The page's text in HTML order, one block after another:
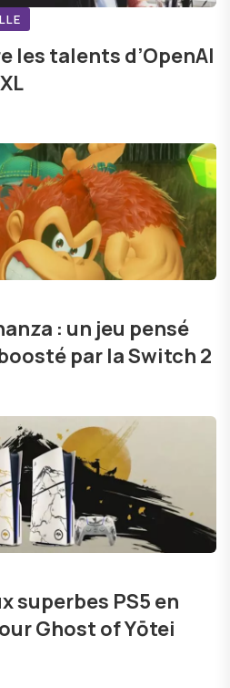
les talents d’OpenAI
: un jeu pensé
par la Switch 2
superbes PS5 en
Ghost of Yōtei